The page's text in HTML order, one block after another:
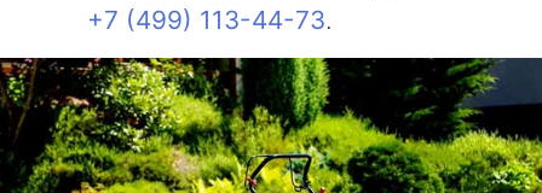
+7 (499) 113-44-73.